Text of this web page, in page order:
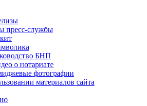
пресс-службы
БНП
о нотариате
фотографии
материалов сайта